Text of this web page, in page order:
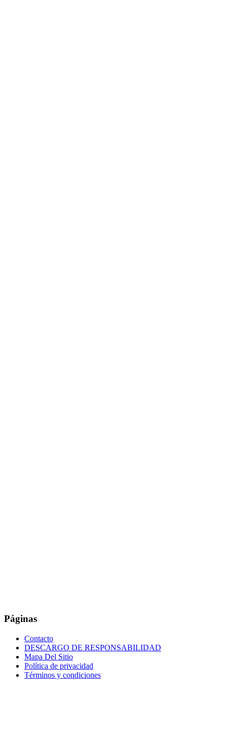
Páginas
Contacto
DESCARGO DE RESPONSABILIDAD
Mapa Del Sitio
Política de privacidad
Términos y condiciones